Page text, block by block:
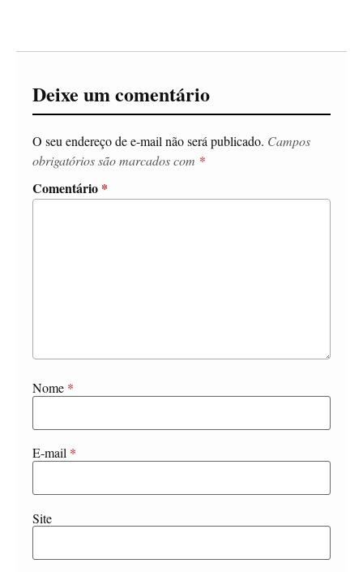
Deixe um comentário
O seu endereço de e-mail não será publicado. Campos
obrigatórios são marcados com *
Comentário *
Nome *
E-mail *
Site